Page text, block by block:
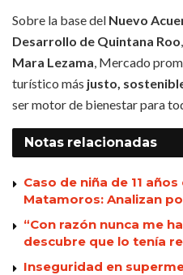
Sobre la base del Nuevo
Desarrollo de Quintana Roo
Mara Lezama , Mercado
turístico más justo,
ser motor de bienestar para
Notas relacionadas
Caso de niña de 11
Matamoros: Analizan
“Con razón nunca me
descubre que lo tenía
Inseguridad en